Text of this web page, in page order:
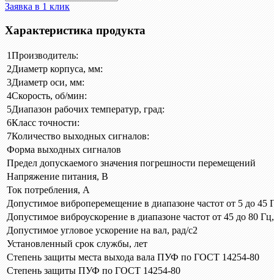
Заявка в 1 клик
Характеристика продукта
1Производитель:
2Диаметр корпуса, мм:
3Диаметр оси, мм:
4Скорость, об/мин:
5Диапазон рабочих температур, град:
6Класс точности:
7Количество выходных сигналов:
Форма выходных сигналов
Предел допускаемого значения погрешности перемещений
Напряжение питания, В
Ток потребления, А
Допустимое виброперемещение в диапазоне частот от 5 до 45
Допустимое виброускорение в диапазоне частот от 45 до 80
Допустимое угловое ускорение на вал, рад/с2
Установленный срок службы, лет
Степень защиты места выхода вала ПУФ по ГОСТ 14254-80
Степень защиты ПУФ по ГОСТ 14254-80